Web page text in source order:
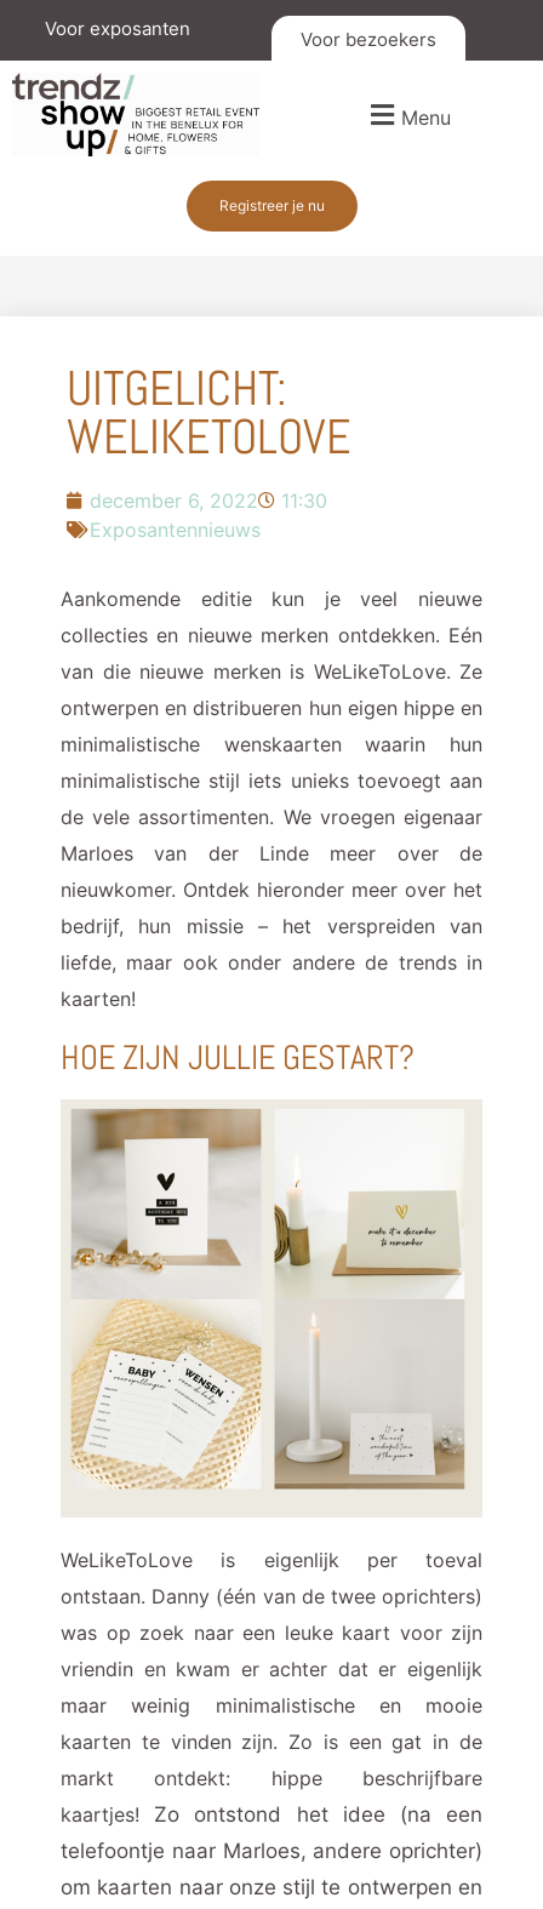
Voor exposanten Voor bezoekers
Menu
Registreer je nu
UITGELICHT:
WELIKETOLOVE
december 6, 2022
11:30
Exposantennieuws
Aankomende editie kun je veel nieuwe
collecties en nieuwe merken ontdekken. Eén
van die nieuwe merken is WeLikeToLove. Ze
ontwerpen en distribueren hun eigen hippe en
minimalistische wenskaarten waarin hun
minimalistische stijl iets unieks toevoegt aan
de vele assortimenten. We vroegen eigenaar
Marloes van der Linde meer over de
nieuwkomer. Ontdek hieronder meer over het
bedrijf, hun missie – het verspreiden van
liefde, maar ook onder andere de trends in
kaarten!
HOE ZIJN JULLIE GESTART?
WeLikeToLove is eigenlijk per toeval
ontstaan. Danny (één van de twee oprichters)
was op zoek naar een leuke kaart voor zijn
vriendin en kwam er achter dat er eigenlijk
maar weinig minimalistische en mooie
kaarten te vinden zijn. Zo is een gat in de
markt ontdekt: hippe beschrijfbare
kaartjes! Zo ontstond het idee (na een
telefoontje naar Marloes, andere oprichter)
om kaarten naar onze stijl te ontwerpen en